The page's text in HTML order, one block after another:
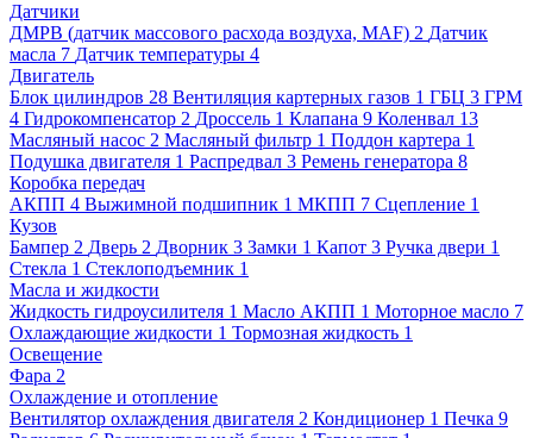
Датчики
ДМРВ (датчик массового расхода воздуха, MAF) 2 Датчик
масла 7 Датчик температуры 4
Двигатель
Блок цилиндров 28 Вентиляция картерных газов 1 ГБЦ 3 ГРМ
4 Гидрокомпенсатор 2 Дроссель 1 Клапана 9 Коленвал 13
Масляный насос 2 Масляный фильтр 1 Поддон картера 1
Подушка двигателя 1 Распредвал 3 Ремень генератора 8
Коробка передач
АКПП 4 Выжимной подшипник 1 МКПП 7 Сцепление 1
Кузов
Бампер 2 Дверь 2 Дворник 3 Замки 1 Капот 3 Ручка двери 1
Стекла 1 Стеклоподъемник 1
Масла и жидкости
Жидкость гидроусилителя 1 Масло АКПП 1 Моторное масло 7
Охлаждающие жидкости 1 Тормозная жидкость 1
Освещение
Фара 2
Охлаждение и отопление
Вентилятор охлаждения двигателя 2 Кондиционер 1 Печка 9